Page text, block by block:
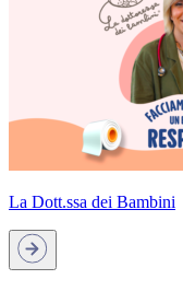
La Dott.ssa dei Bambini